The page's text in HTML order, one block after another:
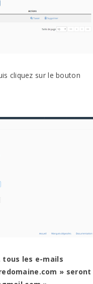
cliquez sur le bouton
les e-mails
» seront